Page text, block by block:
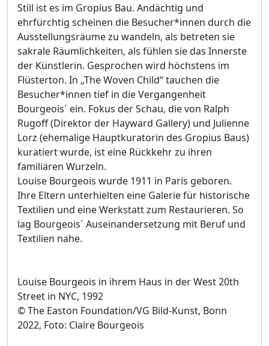
Still ist es im Gropius Bau. Andächtig und
ehrfürchtig scheinen die Besucher*innen durch die
Ausstellungsräume zu wandeln, als betreten sie
sakrale Räumlichkeiten, als fühlen sie das Innerste
der Künstlerin. Gesprochen wird höchstens im
Flüsterton. In „The Woven Child“ tauchen die
Besucher*innen tief in die Vergangenheit
Bourgeois´ ein. Fokus der Schau, die von Ralph
Rugoff (Direktor der Hayward Gallery) und Julienne
Lorz (ehemalige Hauptkuratorin des Gropius Baus)
kuratiert wurde, ist eine Rückkehr zu ihren
familiären Wurzeln.
Louise Bourgeois wurde 1911 in Paris geboren.
Ihre Eltern unterhielten eine Galerie für historische
Textilien und eine Werkstatt zum Restaurieren. So
lag Bourgeois´ Auseinandersetzung mit Beruf und
Textilien nahe.
Louise Bourgeois in ihrem Haus in der West 20th
Street in NYC, 1992
© The Easton Foundation/VG Bild-Kunst, Bonn
2022, Foto: Claire Bourgeois